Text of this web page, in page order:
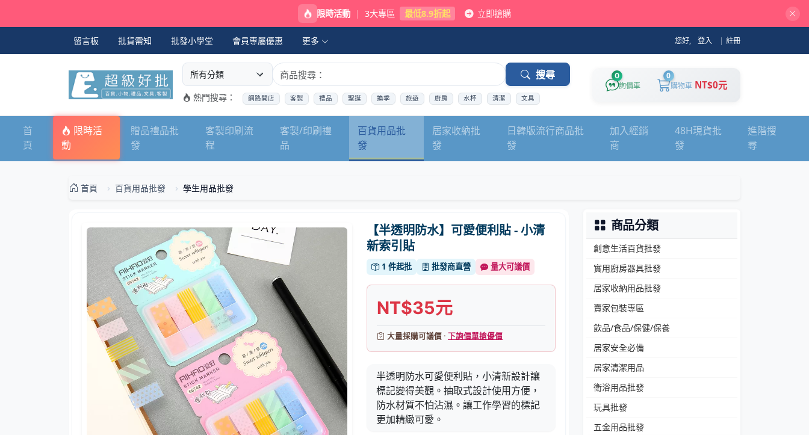
限時活動 | 3大專區 最低8.9折起 立即搶購
留言板 批貨需知 批發小學堂 會員專屬優惠 更多 您好, 登入 | 註冊
選擇商品分類
搜尋商品關鍵字 搜尋
熱門搜尋： 網路開店 客製 禮品 聖誕 換季 旅遊 廚房 水杯 清潔 文具
0
詢價車
0
購物車 NT$0元
首
頁
限時活
動
贈品禮品批
發
客製印刷流
程
客製/印刷禮
品
百貨用品批
發
居家收納批
發
日韓版流行商品批
發
加入經銷
商
48H現貨批
發
進階搜
尋
首頁 百貨用品批發 學生用品批發
【半透明防水】可愛便利貼 - 小清
新索引貼
1 件起批 批發商直營 量大可議價
NT$35元
大量採購可議價 ·下詢價單搶優價
半透明防水可愛便利貼，小清新設計讓
標記變得美觀。抽取式設計使用方便，
防水材質不怕沾濕。讓工作學習的標記
更加精緻可愛。
商品分類
創意生活百貨批發
實用廚房器具批發
居家收納用品批發
賣家包裝專區
飲品/食品/保健/保養
居家安全必備
居家清潔用品
衛浴用品批發
玩具批發
五金用品批發